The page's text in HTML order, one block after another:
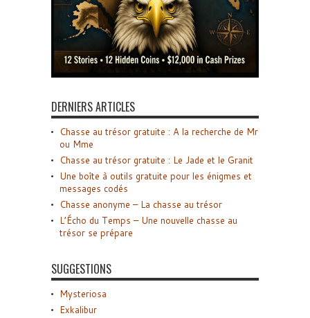
DERNIERS ARTICLES
Chasse au trésor gratuite : A la recherche de Mr
ou Mme
Chasse au trésor gratuite : Le Jade et le Granit
Une boîte à outils gratuite pour les énigmes et
messages codés
Chasse anonyme – La chasse au trésor
L’Écho du Temps – Une nouvelle chasse au
trésor se prépare
SUGGESTIONS
Mysteriosa
Exkalibur